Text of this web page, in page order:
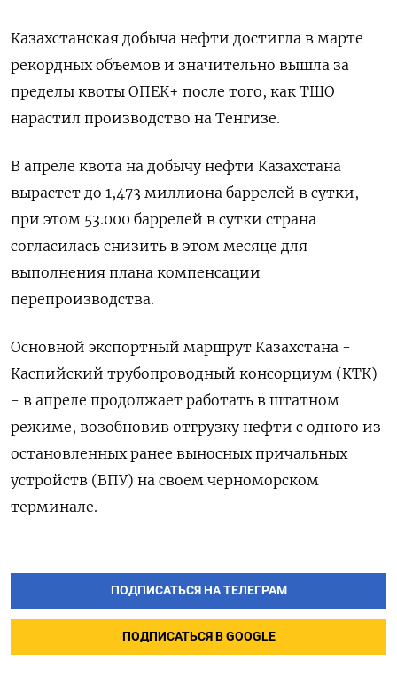
Казахстанская добыча нефти достигла в марте
рекордных объемов и значительно вышла за
пределы квоты ОПЕК+ после того, как ТШО
нарастил производство на Тенгизе.
В апреле квота на добычу нефти Казахстана
вырастет до 1,473 миллиона баррелей в сутки,
при этом 53.000 баррелей в сутки страна
согласилась снизить в этом месяце для
выполнения плана компенсации
перепроизводства.
Основной экспортный маршрут Казахстана -
Каспийский трубопроводный консорциум (КТК)
- в апреле продолжает работать в штатном
режиме, возобновив отгрузку нефти c одного из
остановленных ранее выносных причальных
устройств (ВПУ) на своем черноморском
терминале.
ПОДПИСАТЬСЯ НА ТЕЛЕГРАМ
ПОДПИСАТЬСЯ В GOOGLE